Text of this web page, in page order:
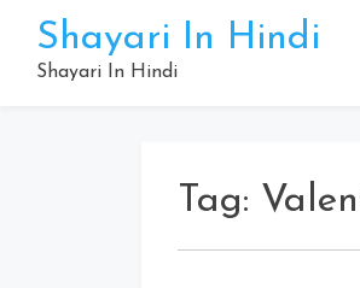
content
Shayari In Hindi
Shayari In Hindi
Tag: